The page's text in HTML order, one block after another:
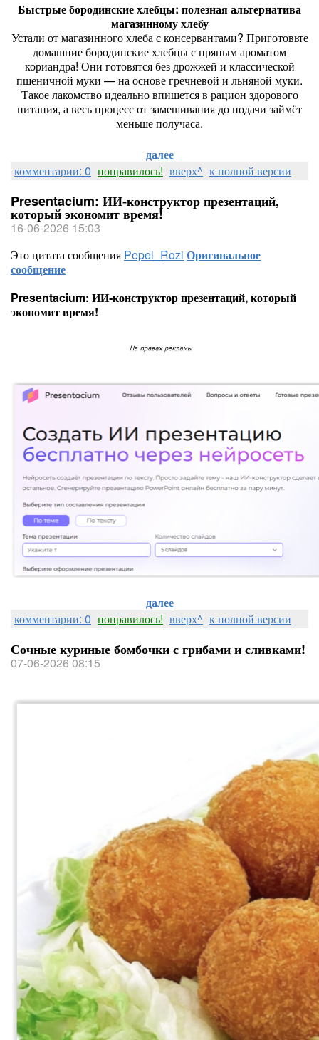
Быстрыебородинскиехлебцы: полезнаяальтернатива
магазинномухлебу
Устали отмагазинногохлебасконсервантами? Приготовьте
домашниебородинскиехлебцыспрянымароматом
кориандра! Они готовятсябездрожжей и классической
пшеничной муки — наосновегречневой и льняной муки.
Такоелакомствоидеальновпишетсяв рацион здорового
питания, авесьпроцессотзамешиваниядоподачи займёт
меньшеполучаса.
далее
комментарии: 0 понравилось! вверх^ к полной версии
Presentacium: ИИ‑конструктор презентаций,
который экономит время!
16-06-2026 15:03
Это цитата сообщения Pepel_Rozi Оригинальное
сообщение
Presentacium: ИИ‑конструктор презентаций, который
экономит время!
далее
комментарии: 0 понравилось! вверх^ к полной версии
Сочные куриные бомбочки с грибами и сливками!
07-06-2026 08:15